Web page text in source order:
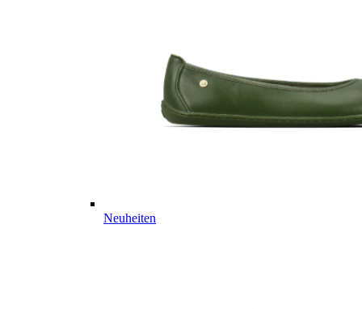
Neuheiten